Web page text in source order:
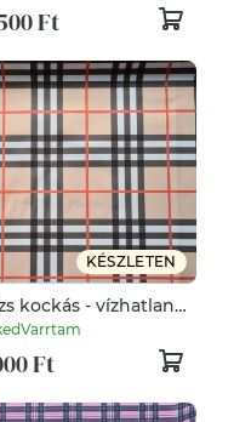
Ft
KÉSZLETEN
kockás - vízhatlan
Ft